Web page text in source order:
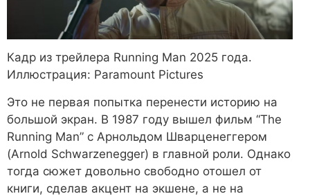
Кадр из трейлера Running Man 2025 года.
Иллюстрация: Paramount Pictures
Это не первая попытка перенести историю на
большой экран. В 1987 году вышел фильм “The
Running Man” с Арнольдом Шварценеггером
(Arnold Schwarzenegger) в главной роли. Однако
тогда сюжет довольно свободно отошел от
книги, сделав акцент на экшене, а не на